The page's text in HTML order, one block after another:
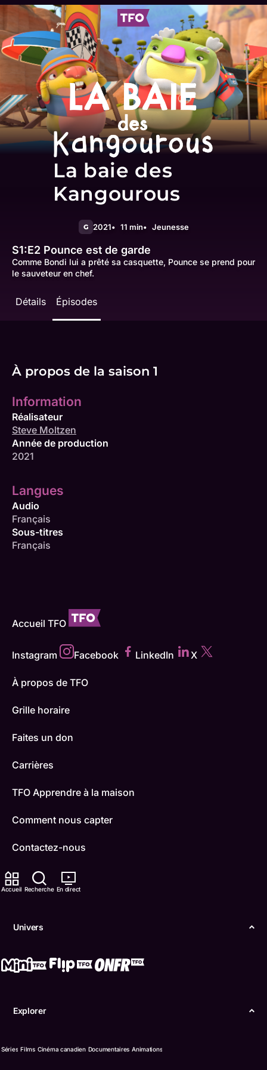
Accueil Recherche En direct
Univers
Explorer
Séries Films Cinéma canadien Documentaires Animations
La baie des
Kangourous
G 2021 11 min Jeunesse
S1:E2 Pounce est de garde
Comme Bondi lui a prêté sa casquette, Pounce se prend pour
le sauveteur en chef.
Détails Épisodes
À propos de la saison 1
Information
Réalisateur
Steve Moltzen
Année de production
2021
Langues
Audio
Français
Sous-titres
Français
Accueil TFO
Instagram Facebook LinkedIn X
À propos de TFO
Grille horaire
Faites un don
Carrières
TFO Apprendre à la maison
Comment nous capter
Contactez-nous
ONFR
Boukili
Conditions d'utilisation
Confidentialité
langue française de l’Ontario (TFO) - 2026